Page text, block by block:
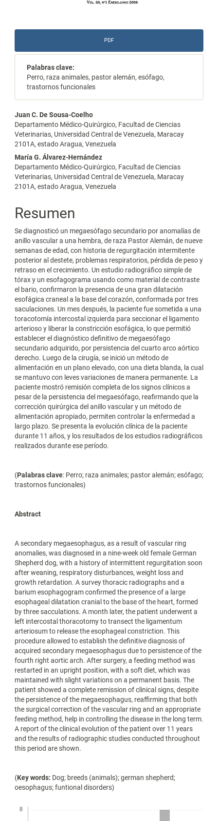
PDF
Palabras clave:
Perro, raza animales, pastor alemán, esófago,
trastornos funcionales
Contenido
principal
del
artículo
Juan C. De Sousa-Coelho
Departamento Médico-Quirúrgico, Facultad de Ciencias
Veterinarias, Universidad Central de Venezuela, Maracay
2101A, estado Aragua, Venezuela
María G. Álvarez-Hernández
Departamento Médico-Quirúrgico, Facultad de Ciencias
Veterinarias, Universidad Central de Venezuela, Maracay
2101A, estado Aragua, Venezuela
Resumen
Se diagnosticó un megaesófago secundario por anomalías de
anillo vascular a una hembra, de raza Pastor Alemán, de nueve
semanas de edad, con historia de regurgitación intermitente
posterior al destete, problemas respiratorios, pérdida de peso y
retraso en el crecimiento. Un estudio radiográfico simple de
tórax y un esofagograma usando como material de contraste
el bario, confirmaron la presencia de una gran dilatación
esofágica craneal a la base del corazón, conformada por tres
saculaciones. Un mes después, la paciente fue sometida a una
toracotomía intercostal izquierda para seccionar el ligamento
arterioso y liberar la constricción esofágica, lo que permitió
establecer el diagnóstico definitivo de megaesófago
secundario adquirido, por persistencia del cuarto arco aórtico
derecho. Luego de la cirugía, se inició un método de
alimentación en un plano elevado, con una dieta blanda, la cual
se mantuvo con leves variaciones de manera permanente. La
paciente mostró remisión completa de los signos clínicos a
pesar de la persistencia del megaesófago, reafirmando que la
corrección quirúrgica del anillo vascular y un método de
alimentación apropiado, permiten controlar la enfermedad a
largo plazo. Se presenta la evolución clínica de la paciente
durante 11 años, y los resultados de los estudios radiográficos
realizados durante ese período.
(Palabras clave: Perro; raza animales; pastor alemán; esófago;
trastornos funcionales)
Abstract
A secondary megaesophagus, as a result of vascular ring
anomalies, was diagnosed in a nine-week old female German
Shepherd dog, with a history of intermittent regurgitation soon
after weaning, respiratory disturbances, weight loss and
growth retardation. A survey thoracic radiographs and a
barium esophagogram confirmed the presence of a large
esophageal dilatation cranial to the base of the heart, formed
by three sacculations. A month later, the patient underwent a
left intercostal thoracotomy to transect the ligamentum
arteriosum to release the esophageal constriction. This
procedure allowed to establish the definitive diagnosis of
acquired secondary megaesophagus due to persistence of the
fourth right aortic arch. After surgery, a feeding method was
restarted in an upright position, with a soft diet, which was
maintained with slight variations on a permanent basis. The
patient showed a complete remission of clinical signs, despite
the persistence of the megaesophagus, reaffirming that both
the surgical correction of the vascular ring and an appropriate
feeding method, help in controlling the disease in the long term.
A report of the clinical evolution of the patient over 11 years
and the results of radiographic studies conducted throughout
this period are shown.
(Key words: Dog; breeds (animals); german shepherd;
oesophagus; funtional disorders)